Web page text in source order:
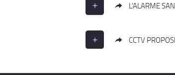
L'ALARME
CCTV